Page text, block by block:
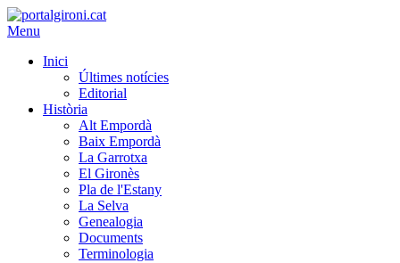
Menu
Inici
Últimes notícies
Editorial
Història
Alt Empordà
Baix Empordà
La Garrotxa
El Gironès
Pla de l'Estany
La Selva
Genealogia
Documents
Terminologia